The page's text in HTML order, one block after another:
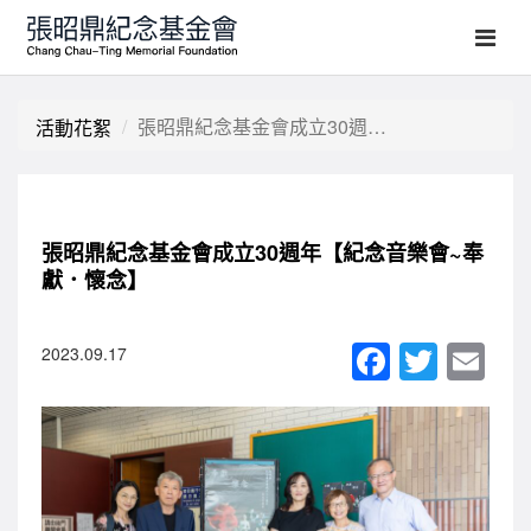
活動花絮 張昭鼎紀念基金會成立30週年【紀念音樂會~奉獻．懷念】
張昭鼎紀念基金會成立30週年【紀念音樂會~奉
獻．懷念】
2023.09.17 F
a
c
e
b
T
wi
tt
er